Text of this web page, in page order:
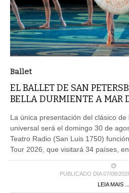
Ballet
EL BALLET DE SAN
BELLA DURMIENTE A MAR
La única presentación del clásico
universal será el domingo 30 de
Teatro Radio (San Luis 1750)
Tour 2026, que visitará 34 países,
PUBLICADO DIA 07/08/
LEIA MAIS ...